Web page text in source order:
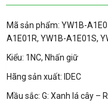
Mã sản phẩm: YW1B-
A1E01R, YW1B-A1E01S,
Kiểu: 1NC, Nhấn giữ
Hãng sản xuất: IDEC
Mầu sắc: G: Xanh lá cây –